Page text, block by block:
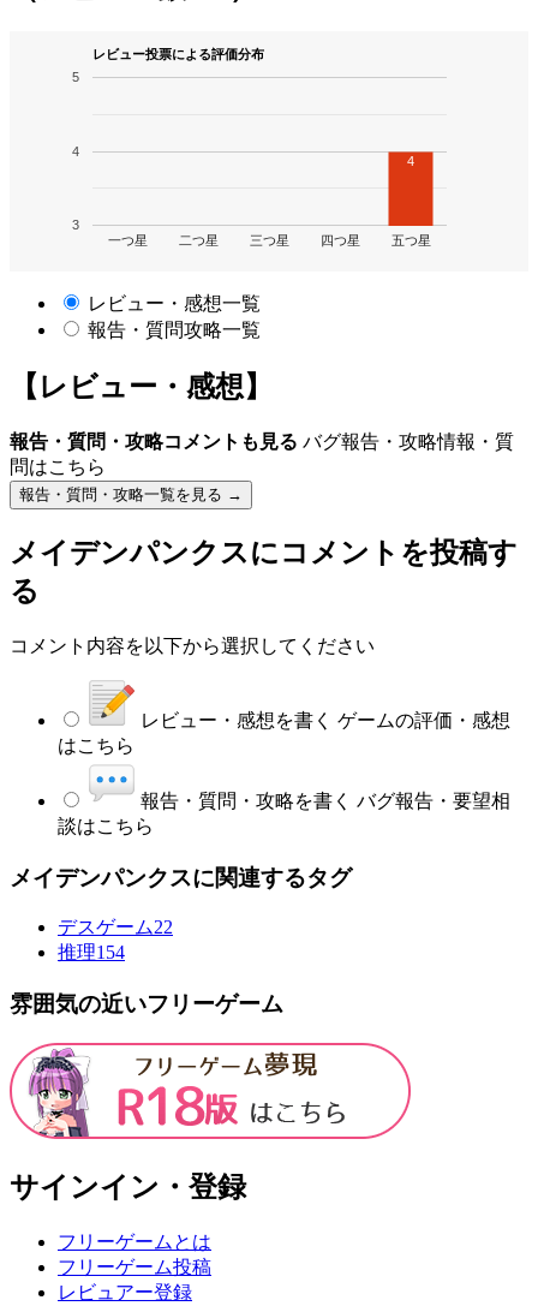
レビュー投票による評価分布
一つ星 二つ星 三つ星 四つ星 五つ星
3
4
5
4
レビュー・感想一覧
報告・質問攻略一覧
【レビュー・感想】
報告・質問・攻略コメントも見る バグ報告・攻略情報・質
問はこちら
報告・質問・攻略一覧を見る →
メイデンパンクスにコメントを投稿す
る
コメント内容を以下から選択してください
レビュー・感想を書く ゲームの評価・感想
はこちら
報告・質問・攻略を書く バグ報告・要望相
談はこちら
メイデンパンクスに関連するタグ
デスゲーム22
推理154
雰囲気の近いフリーゲーム
サインイン・登録
フリーゲームとは
フリーゲーム投稿
レビュアー登録